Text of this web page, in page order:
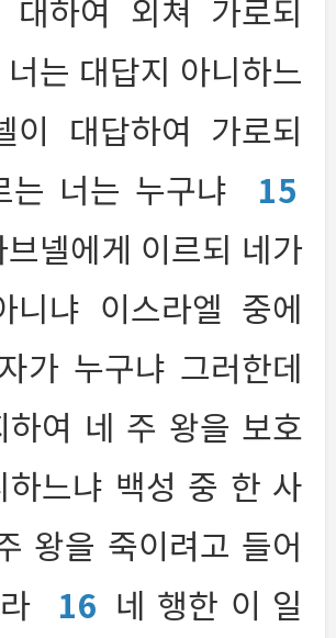
대하여 외쳐 가로되
는 대답지 아니하느
이 대답하여 가로되
는 너는 누구냐
15
넬에게 이르되 네가
니냐 이스라엘 중에
가 누구냐 그러한데
하여 네 주 왕을 보호
하느냐 백성 중 한 사
왕을 죽이려고 들어
16 네 행한 이 일